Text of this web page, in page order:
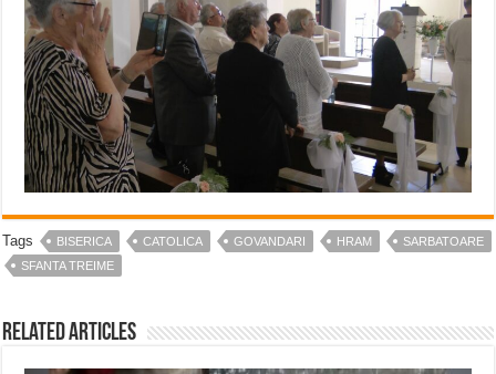
Tags BISERICA CATOLICA GOVANDARI HRAM
SARBATOARE
SFANTA TREIME
Related Articles